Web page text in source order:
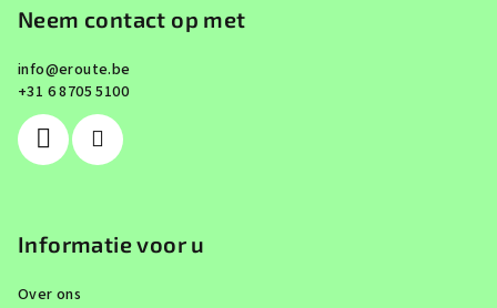
Neem contact op met
info@eroute.be
+31 6 8705 5100
Informatie voor u
Over ons